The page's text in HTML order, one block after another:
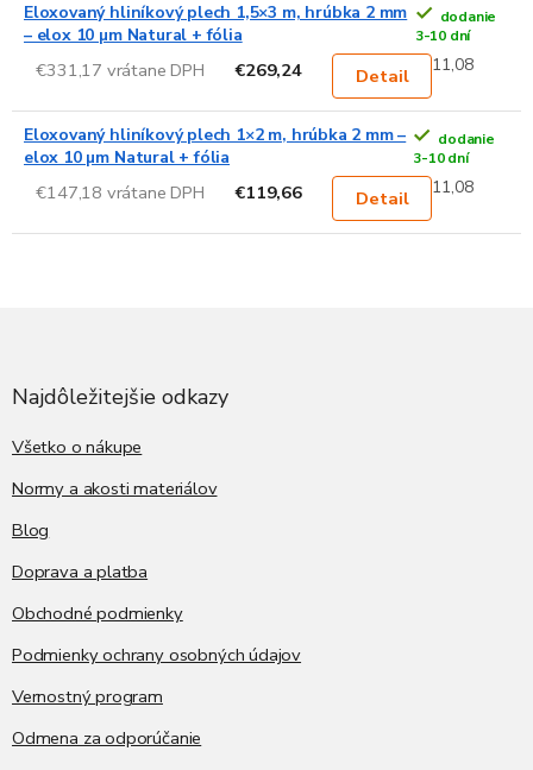
Eloxovaný hliníkový plech 1,5×3 m, hrúbka 2 mm
– elox 10 µm Natural + fólia
dodanie
3-10 dní
€331,17 vrátane DPH €269,24 Detail 11,08
Eloxovaný hliníkový plech 1×2 m, hrúbka 2 mm –
elox 10 µm Natural + fólia
dodanie
3-10 dní
€147,18 vrátane DPH €119,66 Detail 11,08
Najdôležitejšie odkazy
Všetko o nákupe
Normy a akosti materiálov
Blog
Doprava a platba
Obchodné podmienky
Podmienky ochrany osobných údajov
Vernostný program
Odmena za odporúčanie